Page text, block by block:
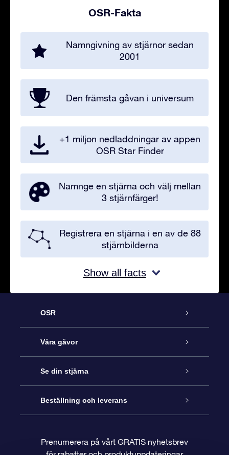
OSR-Fakta
Namngivning av stjärnor sedan
2001
Den främsta gåvan i universum
+1 miljon nedladdningar av appen
OSR Star Finder
Namnge en stjärna och välj mellan
3 stjärnfärger!
Registrera en stjärna i en av de 88
stjärnbilderna
Show all facts
OSR
Kundtjänst
Kontakta oss
Blogg
Våra gåvor
Online-Stjärngåva
OSR Gåvopaket
Se din stjärna
Stjärnregiste
Beställning och leverans
Prenumerera på vårt GRATIS nyhetsbrev